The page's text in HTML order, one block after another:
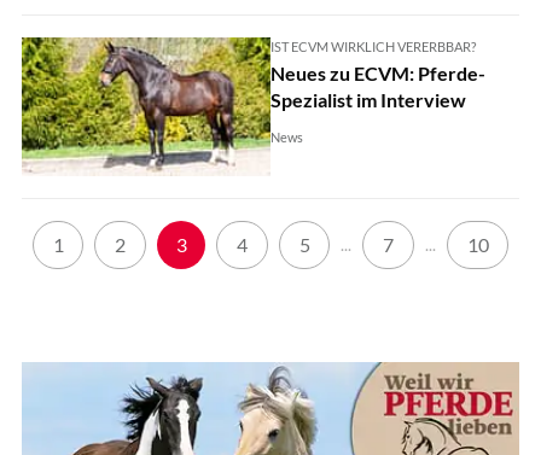
IST ECVM WIRKLICH VERERBBAR?
Neues zu ECVM: Pferde-
Spezialist im Interview
News
1 2 3 4 5 ... 7 ... 10